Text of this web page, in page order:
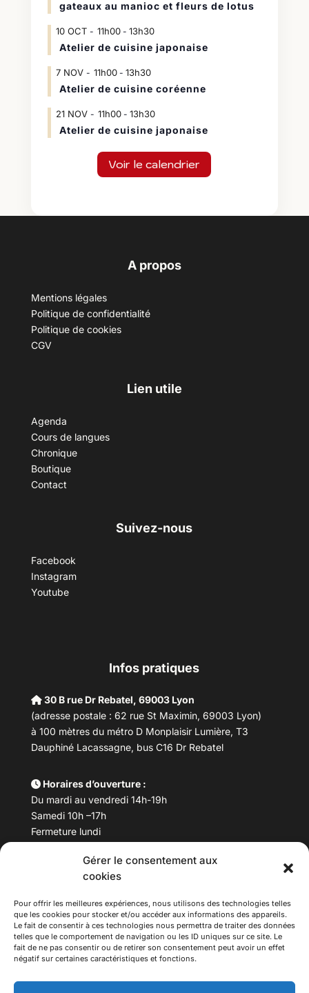
Gérer le consentement aux
cookies
Pour offrir les meilleures expériences, nous utilisons des technologies telles
que les cookies pour stocker et/ou accéder aux informations des appareils.
Le fait de consentir à ces technologies nous permettra de traiter des données
telles que le comportement de navigation ou les ID uniques sur ce site. Le
fait de ne pas consentir ou de retirer son consentement peut avoir un effet
négatif sur certaines caractéristiques et fonctions.
gateaux au manioc et fleurs de lotus
10 OCT 11h00- 13h30
Atelier de cuisine japonaise
7 NOV 11h00- 13h30
Atelier de cuisine coréenne
21 NOV 11h00- 13h30
Atelier de cuisine japonaise
Voir le calendrier
A propos
Mentions légales
Politique de confidentialité
Politique de cookies
CGV
Lien utile
Agenda
Cours de langues
Chronique
Boutique
Contact
Suivez-nous
Facebook
Instagram
Youtube
Infos pratiques
30 B rue Dr Rebatel, 69003 Lyon
(adresse postale : 62 rue St Maximin, 69003 Lyon)
à 100 mètres du métro D Monplaisir Lumière, T3
Dauphiné Lacassagne, bus C16 Dr Rebatel
Horaires d’ouverture :
Du mardi au vendredi 14h-19h
Samedi 10h –17h
Fermeture lundi
Téléphone : 04 78 53 06 40
maisondesculturesasiatiques@asiexpo.com